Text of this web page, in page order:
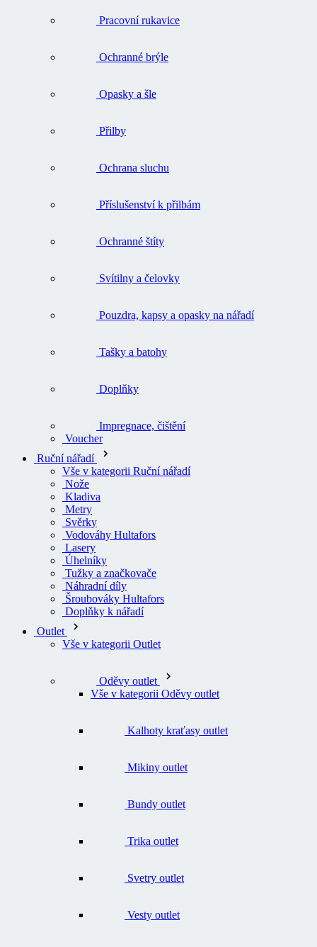
Pracovní rukavice
Ochranné brýle
Opasky a šle
Přilby
Ochrana sluchu
Příslušenství k přilbám
Ochranné štíty
Svítilny a čelovky
Pouzdra, kapsy a opasky na nářadí
Tašky a batohy
Doplňky
Impregnace, čištění
Voucher
Ruční nářadí
Vše v kategorii Ruční nářadí
Nože
Kladiva
Metry
Svěrky
Vodováhy Hultafors
Lasery
Úhelníky
Tužky a značkovače
Náhradní díly
Šroubováky Hultafors
Doplňky k nářadí
Outlet
Vše v kategorii Outlet
Vše v kategorii Oděvy outlet